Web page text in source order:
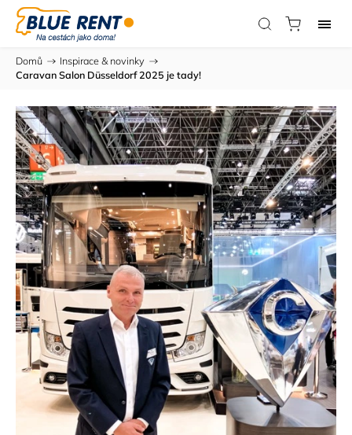
Domů / Inspirace & novinky /
Caravan Salon Düsseldorf 2025 je tady!